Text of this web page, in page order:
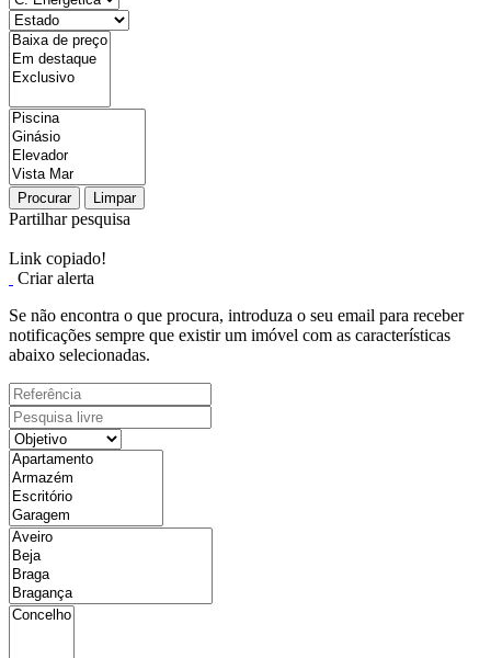
Procurar Limpar
Partilhar pesquisa
Link copiado!
Criar alerta
Se não encontra o que procura, introduza o seu email para receber
notificações sempre que existir um imóvel com as características
abaixo selecionadas.